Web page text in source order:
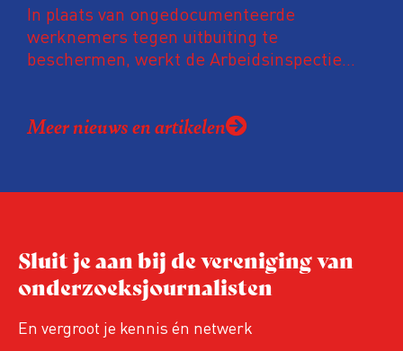
In plaats van ongedocumenteerde
werknemers tegen uitbuiting te
beschermen, werkt de Arbeidsinspectie
Vreemdelingenpolitie. Niet alleen gaan ze
ongedocumenteerde werknemer
Vreemdelingenpolitie.
Meer nieuws en artikelen
Sluit je aan bij de vereniging van
onderzoeksjournalisten
En vergroot je kennis én netwerk